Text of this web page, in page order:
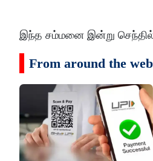
இந்த சம்மனை இன்று செந்தில்
From around the web